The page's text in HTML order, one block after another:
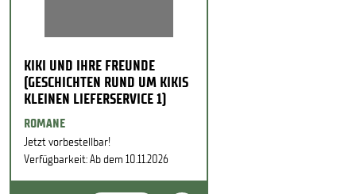
KIKI UND IHRE FREUNDE
(GESCHICHTEN RUND UM KIKIS
KLEINEN LIEFERSERVICE 1)
ROMANE
Jetzt vorbestellbar!
Verfügbarkeit: Ab dem 10.11.2026